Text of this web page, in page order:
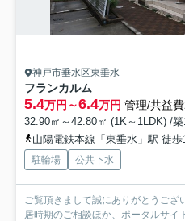
神戸市垂水区東垂水
フランカルム
5.4万円～6.4万円 管理/共益
32.90㎡～42.80㎡ (1K～1LDK) /
山陽電鉄本線「東垂水」駅 徒歩
駐輪場 公共下水
ご覧頂きまして誠にありがとうござ
居時期のご相談ほか、ポータルサイ